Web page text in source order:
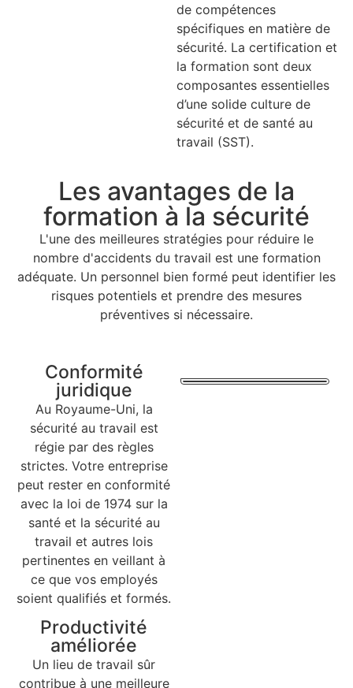
de compétences
spécifiques en matière de
sécurité. La certification et
la formation sont deux
composantes essentielles
d’une solide culture de
sécurité et de santé au
travail (SST).
Les avantages de la
formation à la sécurité
L'une des meilleures stratégies pour réduire le
nombre d'accidents du travail est une formation
adéquate. Un personnel bien formé peut identifier les
risques potentiels et prendre des mesures
préventives si nécessaire.
Conformité
juridique
Au Royaume-Uni, la
sécurité au travail est
régie par des règles
strictes. Votre entreprise
peut rester en conformité
avec la loi de 1974 sur la
santé et la sécurité au
travail et autres lois
pertinentes en veillant à
ce que vos employés
soient qualifiés et formés.
Productivité
améliorée
Un lieu de travail sûr
contribue à une meilleure